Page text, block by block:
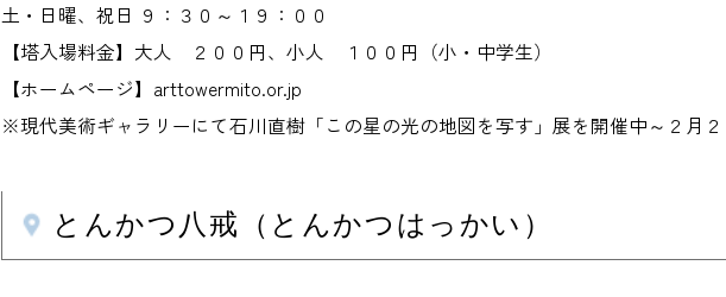
土・日曜、祝日 ９：３０～１９：００
【塔入場料金】大人 ２００円、小人 １００円（小・中学生）
【ホームページ】arttowermito.or.jp
※現代美術ギャラリーにて石川直樹「この星の光の地図を写す」展を開催中～２月２
とんかつ八戒（とんかつはっかい）